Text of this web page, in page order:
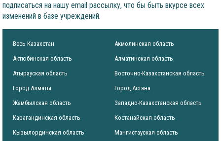
подписаться на нашу email рассылку, что бы быть вкурсе всех
изменений в базе учреждений.
Весь Казахстан
Акмолинская область
Актюбинская область
Алматинская область
Атырауская область
Восточно-Казахстанская область
Город Алматы
Город Астана
Жамбылская область
Западно-Казахстанская область
Карагандинская область
Костанайская область
Кызылординская область
Мангистауская область